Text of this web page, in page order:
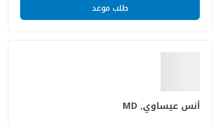
طلب موعد
أنس عيساوي, MD